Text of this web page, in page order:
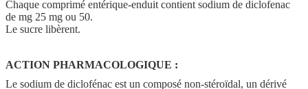
Chaque comprimé entérique-enduit contient sodium de diclofenac
de mg 25 mg ou 50.
Le sucre libèrent.
ACTION PHARMACOLOGIQUE :
Le sodium de diclofénac est un composé non-stéroïdal, un dérivé